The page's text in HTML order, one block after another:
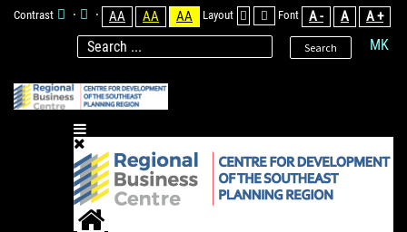
Contrast AA AA AA Layout Font A - A A +
MK
Search